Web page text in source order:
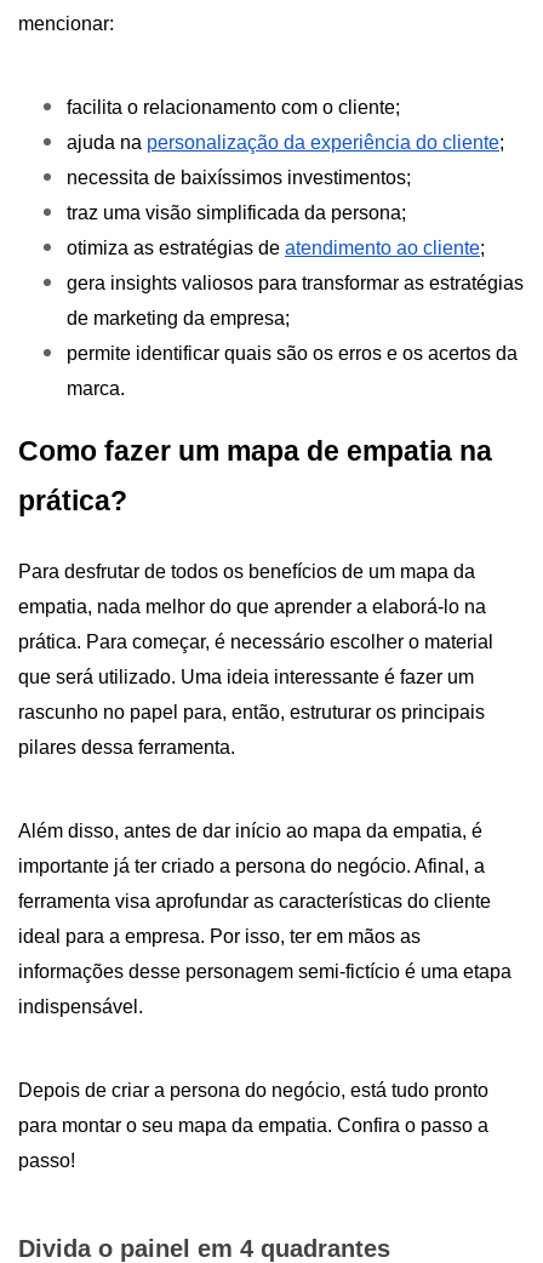
mencionar:
facilita o relacionamento com o cliente;
ajuda na personalização da experiência do cliente;
necessita de baixíssimos investimentos;
traz uma visão simplificada da persona;
otimiza as estratégias de atendimento ao cliente;
gera insights valiosos para transformar as estratégias
de marketing da empresa;
permite identificar quais são os erros e os acertos da
marca.
Como fazer um mapa de empatia na
prática?
Para desfrutar de todos os benefícios de um mapa da
empatia, nada melhor do que aprender a elaborá-lo na
prática. Para começar, é necessário escolher o material
que será utilizado. Uma ideia interessante é fazer um
rascunho no papel para, então, estruturar os principais
pilares dessa ferramenta.
Além disso, antes de dar início ao mapa da empatia, é
importante já ter criado a persona do negócio. Afinal, a
ferramenta visa aprofundar as características do cliente
ideal para a empresa. Por isso, ter em mãos as
informações desse personagem semi-fictício é uma etapa
indispensável.
Depois de criar a persona do negócio, está tudo pronto
para montar o seu mapa da empatia. Confira o passo a
passo!
Divida o painel em 4 quadrantes